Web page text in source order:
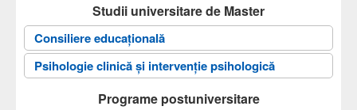
Studii universitare de Master
Consiliere educațională
Psihologie clinică și intervenție psihologică
Programe postuniversitare